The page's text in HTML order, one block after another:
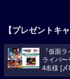
【プレゼントキ
『仮面
ライバー
4名様 [〆